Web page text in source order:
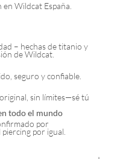
Wildcat España.
– hechas de titanio y
de Wildcat.
seguro y confiable.
sin límites—sé tú
todo el mundo
por
por igual.